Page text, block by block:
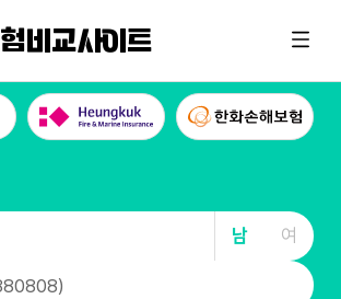
비교사이트
남 여